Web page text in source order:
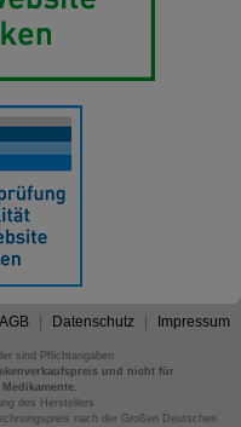
AGB Datenschutz Impressum
sind Pflichtangaben.
und nicht für
des Herstellers.
nach der Großen Deutschen